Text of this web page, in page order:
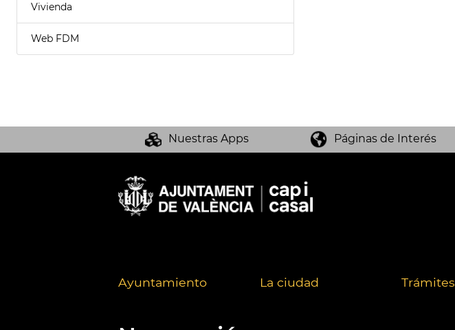
Vivienda
Web FDM
Nuestras Apps Páginas de Interés
Ayuntamiento La ciudad Trámites